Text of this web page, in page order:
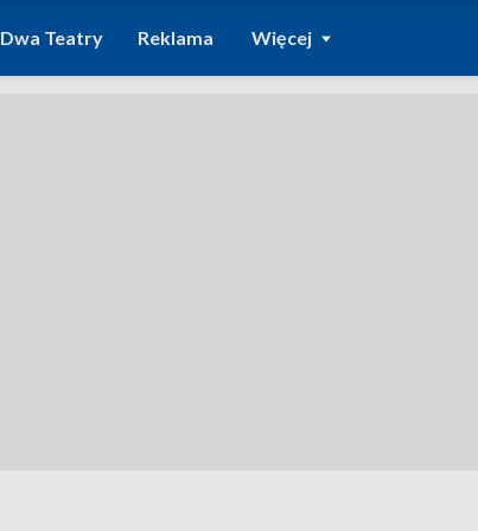
Dwa Teatry Reklama Więcej